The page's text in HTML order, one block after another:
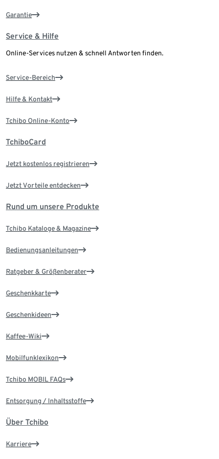
Garantie
Service & Hilfe
Online-Services nutzen & schnell Antworten finden.
Service-Bereich
Hilfe & Kontakt
Tchibo Online-Konto
TchiboCard
Jetzt kostenlos registrieren
Jetzt Vorteile entdecken
Rund um unsere Produkte
Tchibo Kataloge & Magazine
Bedienungsanleitungen
Ratgeber & Größenberater
Geschenkkarte
Geschenkideen
Kaffee-Wiki
Mobilfunklexikon
Tchibo MOBIL FAQs
Entsorgung / Inhaltsstoffe
Über Tchibo
Karriere